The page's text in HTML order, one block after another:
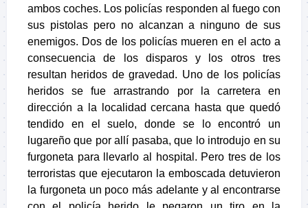
ambos coches. Los policías responden al fuego con
sus pistolas pero no alcanzan a ninguno de sus
enemigos. Dos de los policías mueren en el acto a
consecuencia de los disparos y los otros tres
resultan heridos de gravedad. Uno de los policías
heridos se fue arrastrando por la carretera en
dirección a la localidad cercana hasta que quedó
tendido en el suelo, donde se lo encontró un
lugareño que por allí pasaba, que lo introdujo en su
furgoneta para llevarlo al hospital. Pero tres de los
terroristas que ejecutaron la emboscada detuvieron
la furgoneta un poco más adelante y al encontrarse